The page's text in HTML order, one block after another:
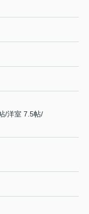
/洋室 7.5帖/